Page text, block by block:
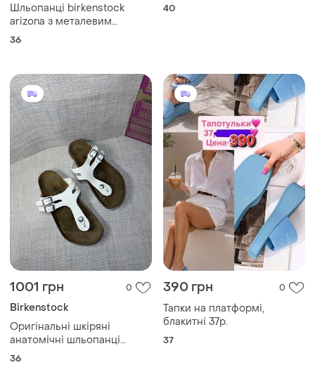
Шльопанці birkenstock
arizona з металевим
сріблястим покриттям 36
36
40
1001 грн 0
Birkenstock
Оригінальні шкіряні
анатомічні шльопанці
вєтнамки birkenstock
36
390 грн 0
Тапки на платформі,
блакитні 37р.
37